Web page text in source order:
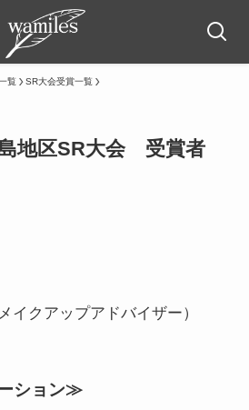
覧 SR大会受賞一覧
地区SR大会 受賞者
イクアップアドバイザー）
ション≫